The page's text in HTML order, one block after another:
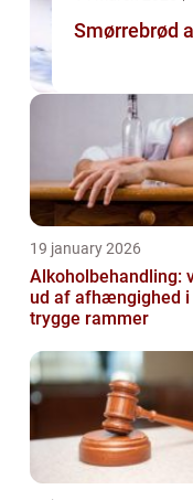
Smørrebrød
19 january 2026
Alkoholbehandling:
ud af afhængighed i
trygge rammer